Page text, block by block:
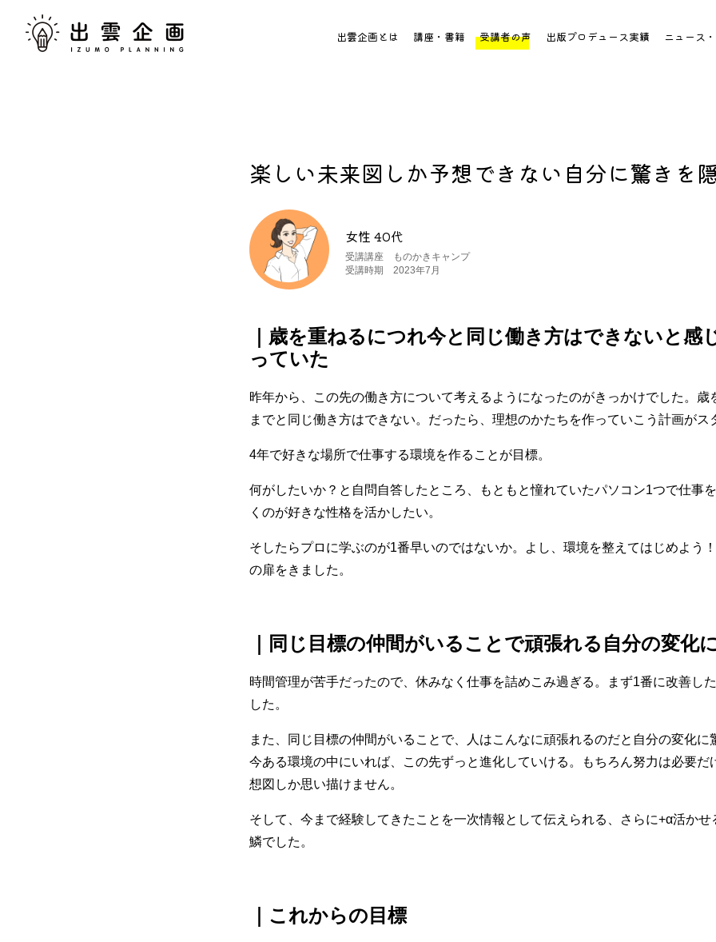
出雲企画とは 講座・書籍 受講者の声 出版プロデュース実績 ニュース
楽しい未来図しか予想できない自分に驚きを
女性 40代
受講講座 ものかきキャンプ
受講時期 2023年7月
｜歳を重ねるにつれ今と同じ働き方はできないと感
っていた
昨年から、この先の働き方について考えるようになったのがきっかけでした。歳
までと同じ働き方はできない。だったら、理想のかたちを作っていこう計画がス
4年で好きな場所で仕事する環境を作ることが目標。
何がしたいか？と自問自答したところ、もともと憧れていたパソコン1つで仕事
くのが好きな性格を活かしたい。
そしたらプロに学ぶのが1番早いのではないか。よし、環境を整えてはじめよう
の扉をきました。
｜同じ目標の仲間がいることで頑張れる自分の変化
時間管理が苦手だったので、休みなく仕事を詰めこみ過ぎる。まず1番に改善し
した。
また、同じ目標の仲間がいることで、人はこんなに頑張れるのだと自分の変化に
今ある環境の中にいれば、この先ずっと進化していける。もちろん努力は必要だ
想図しか思い描けません。
そして、今まで経験してきたことを一次情報として伝えられる、さらに+α活かせ
鱗でした。
｜これからの目標